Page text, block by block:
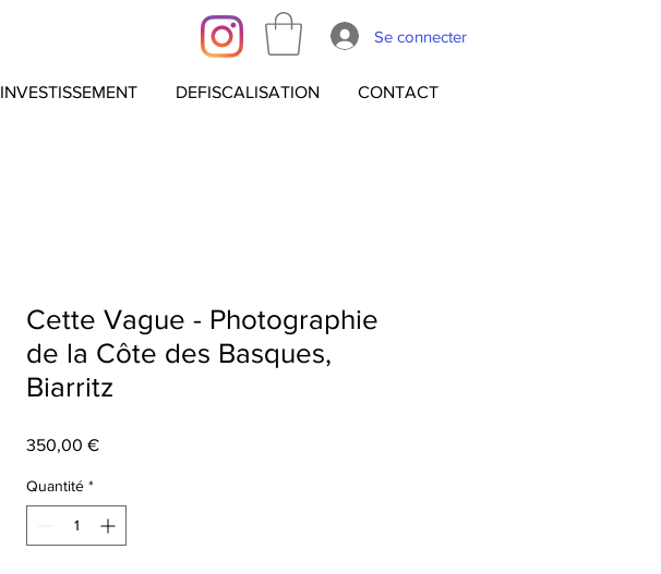
Se connecter
INVESTISSEMENT DEFISCALISATION CONTACT
Cette Vague - Photographie
de la Côte des Basques,
Biarritz
350,00 €Prix
Quantité *